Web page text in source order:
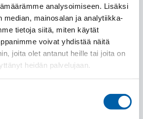
analysoimiseen. Lisäksi
median, mainosalan ja analytiikka-
tietoja siitä, miten käytät
voivat yhdistää näitä
joita olet antanut heille tai joita on
heidän palvelujaan.